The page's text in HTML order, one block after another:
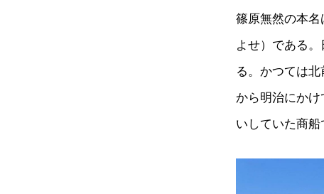
篠原無然の本
よせ）である
る。かつては
から明治にか
いしていた商船